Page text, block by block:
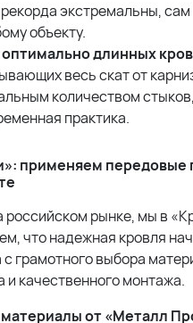
экстремальны,
объекту.
оптимально длинных
весь скат от
количеством
практика.
применяем передовые
российском рынке, мы в
что надежная кровля
с грамотного выбора
и качественного монтажа.
от «Металл